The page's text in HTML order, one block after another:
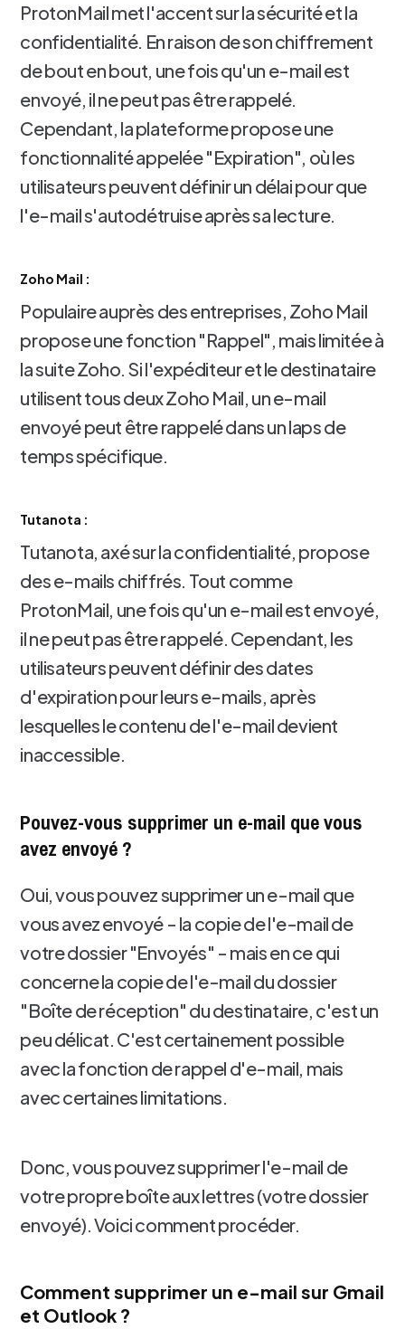
ProtonMail met l'accent sur la sécurité et la
confidentialité. En raison de son chiffrement
de bout en bout, une fois qu'un e-mail est
envoyé, il ne peut pas être rappelé.
Cependant, la plateforme propose une
fonctionnalité appelée "Expiration", où les
utilisateurs peuvent définir un délai pour que
l'e-mail s'autodétruise après sa lecture.
Zoho Mail :
Populaire auprès des entreprises, Zoho Mail
propose une fonction "Rappel", mais limitée à
la suite Zoho. Si l'expéditeur et le destinataire
utilisent tous deux Zoho Mail, un e-mail
envoyé peut être rappelé dans un laps de
temps spécifique.
Tutanota :
Tutanota, axé sur la confidentialité, propose
des e-mails chiffrés. Tout comme
ProtonMail, une fois qu'un e-mail est envoyé,
il ne peut pas être rappelé. Cependant, les
utilisateurs peuvent définir des dates
d'expiration pour leurs e-mails, après
lesquelles le contenu de l'e-mail devient
inaccessible.
Pouvez-vous supprimer un e-mail que vous
avez envoyé ?
Oui, vous pouvez supprimer un e-mail que
vous avez envoyé - la copie de l'e-mail de
votre dossier "Envoyés" - mais en ce qui
concerne la copie de l'e-mail du dossier
"Boîte de réception" du destinataire, c'est un
peu délicat. C'est certainement possible
avec la fonction de rappel d'e-mail, mais
avec certaines limitations.
Donc, vous pouvez supprimer l'e-mail de
votre propre boîte aux lettres (votre dossier
envoyé). Voici comment procéder.
Comment supprimer un e-mail sur Gmail
et Outlook ?